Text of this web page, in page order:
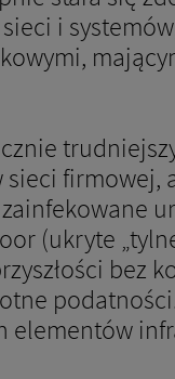
i
firmowej,
(ukryte
bez
elementów